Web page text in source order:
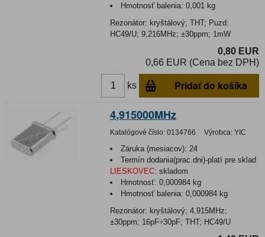
Hmotnosť balenia:0,001 kg
Rezonátor: kryštálový; THT; Puzd:
HC49/U; 9,216MHz; ±30ppm; 1mW
0,80 EUR
0,66 EUR (Cena bez DPH)
ks Pridať do košíka
4,915000MHz
Katalógové číslo: 0134766 Výrobca: YIC
Záruka (mesiacov): 24
Termín dodania(prac.dni)-platí pre sklad
LIESKOVEC: skladom
Hmotnosť:0,000984 kg
Hmotnosť balenia:0,000984 kg
Rezonátor: kryštálový; 4,915MHz;
±30ppm; 16pF÷30pF; THT; HC49/U